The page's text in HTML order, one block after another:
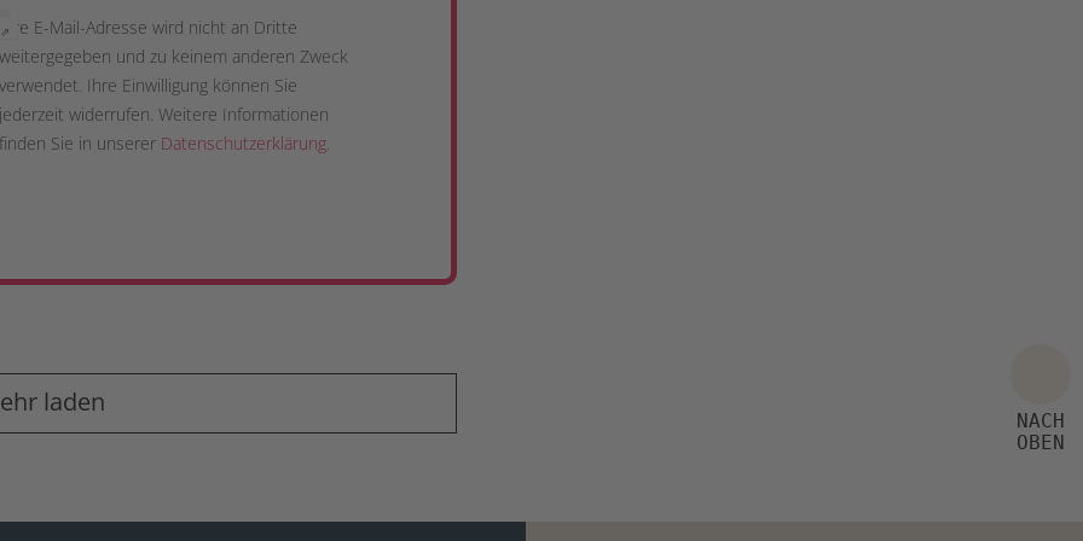
Ihre E-Mail-Adresse wird nicht an Dritte
weitergegeben und zu keinem anderen Zweck
verwendet. Ihre Einwilligung können Sie
jederzeit widerrufen. Weitere Informationen
finden Sie in unserer Datenschutzerklärung.
laden